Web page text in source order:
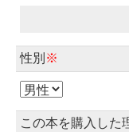
性別 ※
この本を購入した